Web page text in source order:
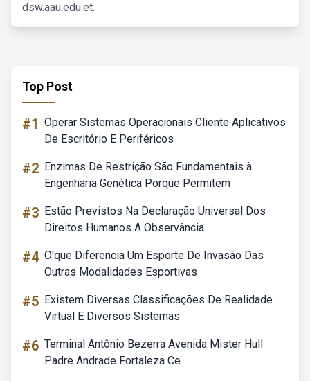
dsw.aau.edu.et.
Top Post
#1 Operar Sistemas Operacionais Cliente Aplicativos
De Escritório E Periféricos
#2 Enzimas De Restrição São Fundamentais à
Engenharia Genética Porque Permitem
#3 Estão Previstos Na Declaração Universal Dos
Direitos Humanos A Observância
#4 O'que Diferencia Um Esporte De Invasão Das
Outras Modalidades Esportivas
#5 Existem Diversas Classificações De Realidade
Virtual E Diversos Sistemas
#6 Terminal Antônio Bezerra Avenida Mister Hull
Padre Andrade Fortaleza Ce